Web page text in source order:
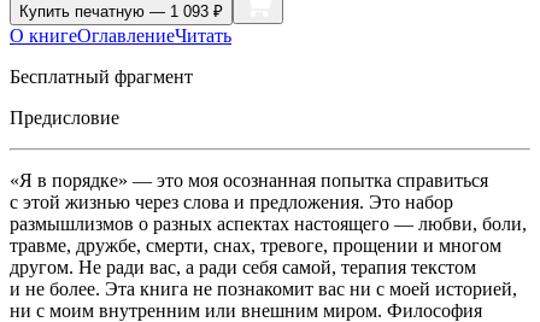
Купить печатную — 1 093 ₽
О книгеОглавлениеЧитать
Бесплатный фрагмент
Предисловие
«Я в порядке» — это моя осознанная попытка справиться
с этой жизнью через слова и предложения. Это набор
размышлизмов о разных аспектах настоящего — любви, боли,
травме, дружбе, смерти, снах, тревоге, прощении и многом
другом. Не ради вас, а ради себя самой, терапия текстом
и не более. Эта книга не познакомит вас ни с моей историей,
ни с моим внутренним или внешним миром. Философия